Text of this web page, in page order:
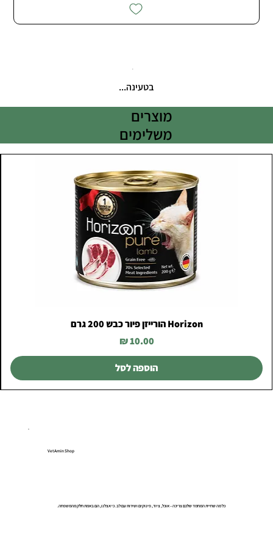
בטעינה...
מוצרים
משלימים
Horizon הורייזן פיור כבש 200 גרם
מחיר
הוספה לסל
VetAmin Shop
כל מה שחיית המחמד שלכם צריכה – אוכל, ציוד, פינוקים ושירות עם לב. כי אצלנו, הם באמת חלק מהמשפחה.